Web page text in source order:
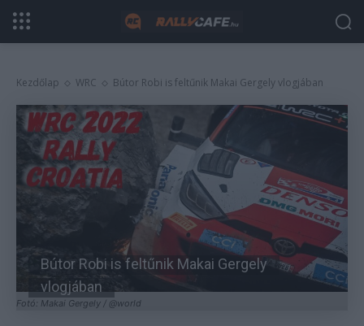
Kezdőlap WRC Bútor Robi is feltűnik Makai Gergely vlogjában
Fotó: Makai Gergely / @world
Bútor Robi is feltűnik Makai Gergely
vlogjában